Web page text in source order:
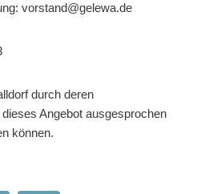
vorstand@gelewa.de
durch deren
Angebot ausgesprochen
können.